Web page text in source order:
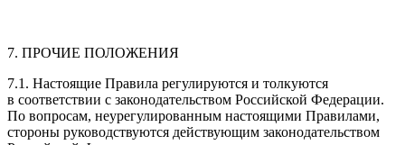
7. ПРОЧИЕ ПОЛОЖЕНИЯ
7.1. Настоящие Правила регулируются и толкуются
в соответствии с законодательством Российской Федерации.
По вопросам, неурегулированным настоящими Правилами,
стороны руководствуются действующим законодательством